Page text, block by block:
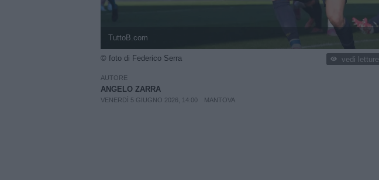
TuttoB.com
© foto di Federico Serra vedi letture
AUTORE
ANGELO ZARRA
VENERDÌ 5 GIUGNO 2026, 14:00 MANTOVA